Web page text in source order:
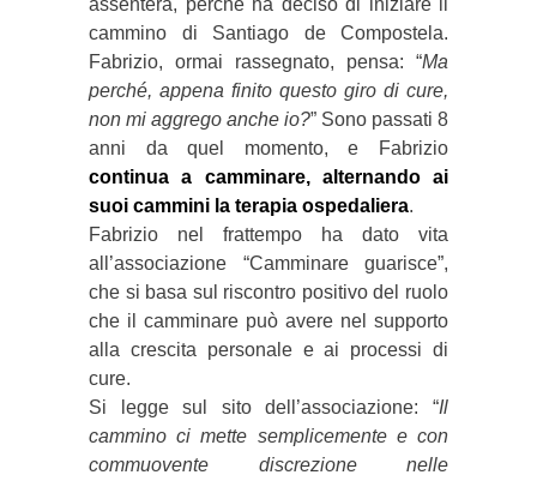
cammino di Santiago de Compostela.
Fabrizio, ormai rassegnato, pensa: “Ma
perché, appena finito questo giro di cure,
non mi aggrego anche io?” Sono passati 8
anni da quel momento, e Fabrizio
continua a camminare, alternando ai
suoi cammini la terapia ospedaliera.
Fabrizio nel frattempo ha dato vita
all’associazione “Camminare guarisce”,
che si basa sul riscontro positivo del ruolo
che il camminare può avere nel supporto
alla crescita personale e ai processi di
cure.
Si legge sul sito dell’associazione: “Il
cammino ci mette semplicemente e con
commuovente discrezione nelle